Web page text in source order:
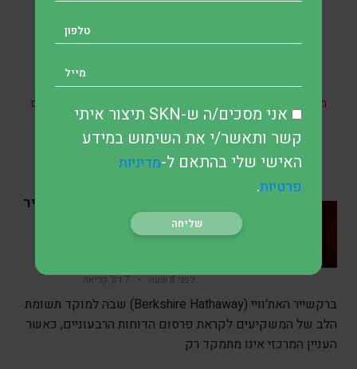
* אין במאמר זה, בחלקו או במלואו, כל הבטחה להשגת תשואות
מהשקעות ואין האמור בו מהווה ייעוץ מקצועי לבצע השקעות בתחום
כזה או אחר.
SKN | תוצאות ברקשייר
האת’וויי עשויות לחזק את
לפני 8 שעה • 7 דק’ קריאה
ברקשייר האת'וויי (Berkshire Hathaway) שבה למוקד תשומת
הלב של המשקיעים לקראת פרסום הדוחות הרבעוניים, כאשר
העניין המרכזי אינו מתמקד רק
אני מסכים/ה ש-SKN תיצור איתי
קשר ותאשר/י את השימוש במידע
האישי שלי בהתאם ל-מדיניות
פרטיות.